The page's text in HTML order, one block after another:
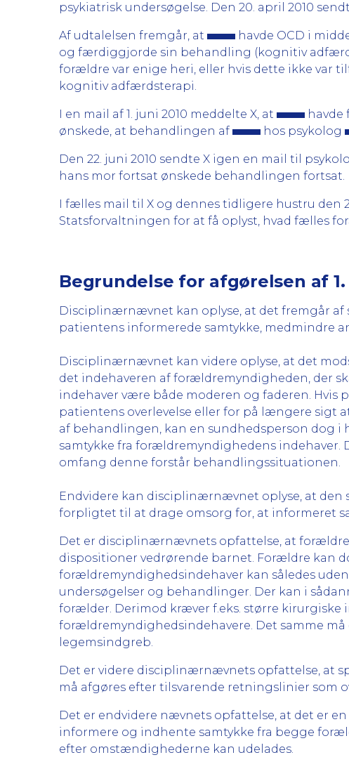
psykiatrisk undersøgelse. Den 20. april 2010
Af udtalelsen fremgår, at
havde OCD i
og færdiggjorde sin behandling (kognitiv
forældre var enige heri, eller hvis dette ikke var
kognitiv adfærdsterapi.
I en mail af 1. juni 2010 meddelte X, at
ønskede, at behandlingen af
hos psykolog
Den 22. juni 2010 sendte X igen en mail til
hans mor fortsat ønskede behandlingen fortsat.
I fælles mail til X og dennes tidligere hustru den
Statsforvaltningen for at få oplyst, hvad fælles
Begrundelse for afgørelsen af
Disciplinærnævnet kan oplyse, at det fremgår af
patientens informerede samtykke, medmindre
Disciplinærnævnet kan videre oplyse, at det
det indehaveren af forældremyndigheden, der
indehaver være både moderen og faderen.
patientens overlevelse eller for på længere sigt
af behandlingen, kan en sundhedsperson dog
samtykke fra forældremyndighedens
omfang denne forstår behandlingssituationen.
Endvidere kan disciplinærnævnet oplyse, at den
forpligtet til at drage omsorg for, at informeret
Det er disciplinærnævnets opfattelse, at
dispositioner vedrørende barnet. Forældre kan
forældremyndighedsindehaver kan således
undersøgelser og behandlinger. Der kan i
forælder. Derimod kræver f.eks. større
forældremyndighedsindehavere. Det samme
legemsindgreb.
Det er videre disciplinærnævnets opfattelse, at
må afgøres efter tilsvarende retningslinier som
Det er endvidere nævnets opfattelse, at det er
informere og indhente samtykke fra begge
efter omstændighederne kan udelades.